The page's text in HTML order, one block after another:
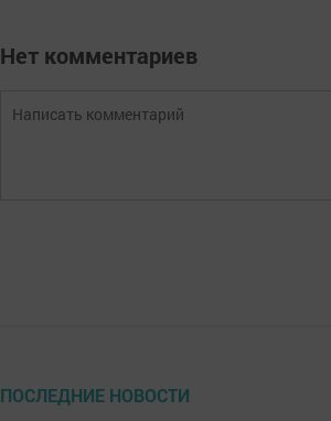
Нет комментариев
ПОСЛЕДНИЕ НОВОСТИ